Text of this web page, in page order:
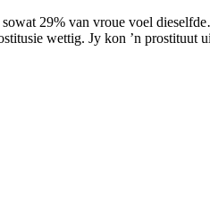
sowat 29% van vroue voel
wettig. Jy kon ’n